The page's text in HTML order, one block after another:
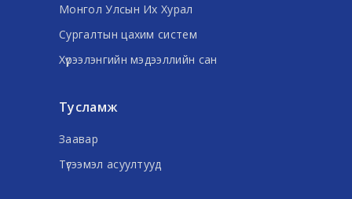
Монгол Улсын Их Хурал
Сургалтын цахим систем
Хүрээлэнгийн мэдээллийн сан
Тусламж
Заавар
Түгээмэл асуултууд